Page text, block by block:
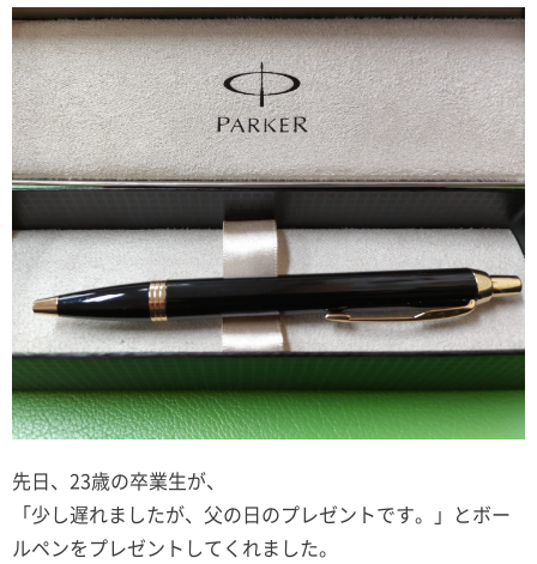
先日、23歳の卒業生が、
「少し遅れましたが、父の日のプレゼントです。」とボー
ルペンをプレゼントしてくれました。